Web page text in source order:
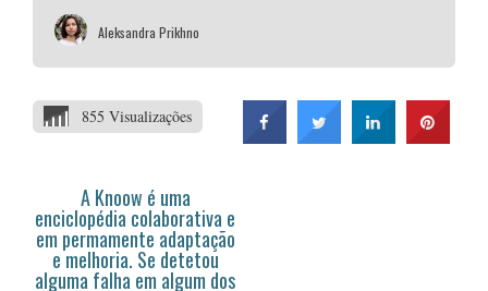
Aleksandra Prikhno
855 Visualizações
A Knoow é uma
enciclopédia colaborativa e
em permamente adaptação
e melhoria. Se detetou
alguma falha em algum dos